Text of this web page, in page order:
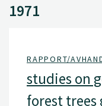
1971
RAPPORT/
studies on
forest trees